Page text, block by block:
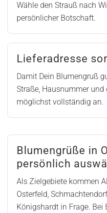
Wähle den Strauß nach
persönlicher Botschaft.
Lieferadresse
Damit Dein Blumengruß
Straße, Hausnummer
möglichst vollständig an.
Blumengrüße in
persönlich
Als Zielgebiete kommen
Osterfeld,
Königshardt in Frage. Bei